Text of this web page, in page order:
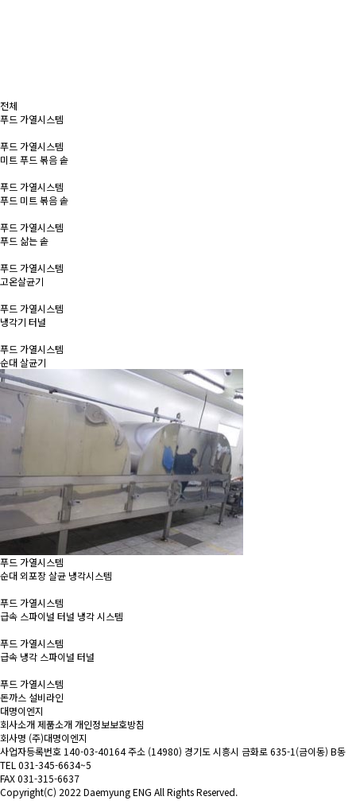
전체
푸드 가열시스템
푸드 가열시스템
미트 푸드 볶음 솥
푸드 가열시스템
푸드 미트 볶음 솥
푸드 가열시스템
푸드 삶는 솥
푸드 가열시스템
고온살균기
푸드 가열시스템
냉각기 터널
푸드 가열시스템
순대 살균기
푸드 가열시스템
순대 외포장 살균 냉각시스템
푸드 가열시스템
급속 스파이널 터널 냉각 시스템
푸드 가열시스템
급속 냉각 스파이널 터널
푸드 가열시스템
돈까스 설비라인
대명이엔지
회사소개제품소개개인정보보호방침
회사명 (주)대명이엔지
사업자등록번호 140-03-40164주소 (14980) 경기도 시흥시 금화로 635-1(금이동) B동
TEL 031-345-6634~5
FAX031-315-6637
Copyright(C) 2022 Daemyung ENG All Rights Reserved.